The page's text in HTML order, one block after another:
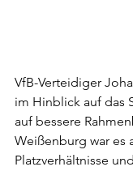
VfB-Verteidiger
im Hinblick auf das
auf bessere
Weißenburg war es
Platzverhältnisse